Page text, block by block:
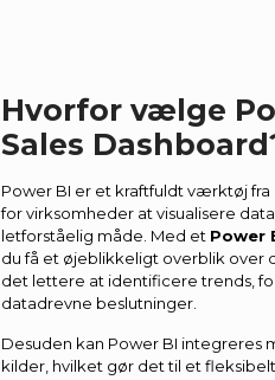
Hvorfor vælge
Sales
Power BI er et kraftfuldt værktøj
for virksomheder at visualisere
letforståelig måde. Med et Power
du få et øjeblikkeligt overblik over
det lettere at identificere trends,
datadrevne beslutninger.
Desuden kan Power BI integreres
kilder, hvilket gør det til et